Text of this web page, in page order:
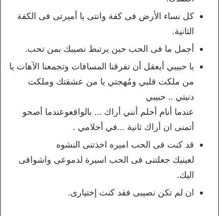
كل نساء الأرض فى كفة وانتى يا أميرتى فى الكفة
الثانية.
أجمل ما فى الحب حين يرتبط نصيبك بمن تحب.
يا حبيبي أيعقل أن تفرقنا المسافات وتجمعنا الآهات يا
من ملكت قلبي ومُهجتي يا من عشقتك وملكت
دنيتي .. حبيبي
عندما أنام أحلم أنني أراك … بالواقعوعندما أصحو
أتمنى ان أراك ثانية …في أحلامي .
قد كنت فى الحب اميره اخذتنى النشوه
لعينيك جعلتنى فى الحب اسيرة لدموعى واشواقى
اليك.
ان لم تكن نصيبى فقد كنت إختيارى.